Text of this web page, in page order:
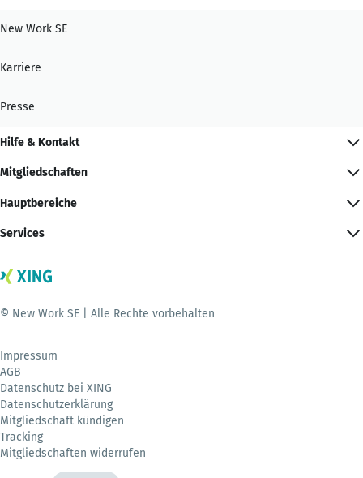
New Work SE
Karriere
Presse
Hilfe & Kontakt
Mitgliedschaften
Hauptbereiche
Services
© New Work SE | Alle Rechte vorbehalten
Impressum
AGB
Datenschutz bei XING
Datenschutzerklärung
Mitgliedschaft kündigen
Tracking
Mitgliedschaften widerrufen